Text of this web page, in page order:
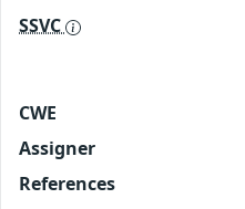
SSVC
CWE
Assigner
References